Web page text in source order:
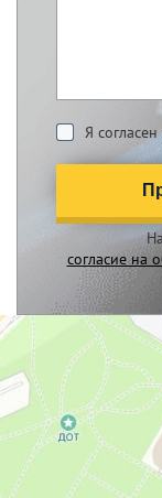
Я
согласие на